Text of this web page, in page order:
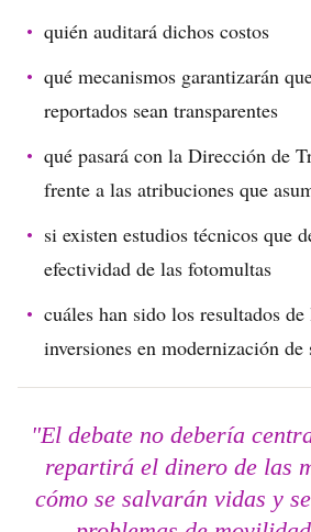
quién auditará dichos costos
qué mecanismos garantizarán
reportados sean transparentes
qué pasará con la Dirección de
frente a las atribuciones que
si existen estudios técnicos que
efectividad de las fotomultas
cuáles han sido los resultados de
inversiones en modernización de
"El debate no debería
repartirá el dinero de las
cómo se salvarán vidas y